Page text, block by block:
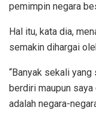
pemimpin negara
Hal itu, kata dia,
semakin dihargai
“Banyak sekali
berdiri maupun
adalah negara-